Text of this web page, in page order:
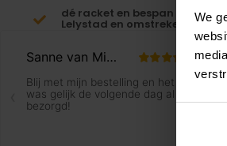
We
dé racket en bespan
Lelystad en omstreken